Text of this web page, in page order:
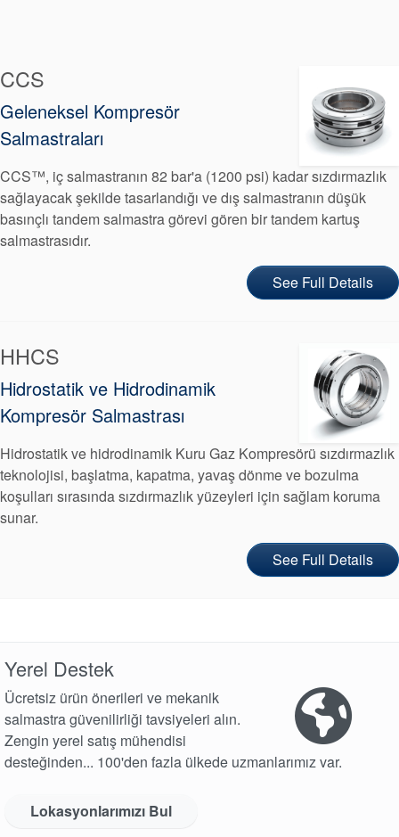
Bize Ulaşın
Konumlar
Haberler
Sürdürülebilirlik
Akademi
Ürün Broşürleri
beyaz bültenler
CCS
Geleneksel Kompresör
Salmastraları
CCS™, iç salmastranın 82 bar'a (1200 psi) kadar sızdırmazlık
sağlayacak şekilde tasarlandığı ve dış salmastranın düşük
basınçlı tandem salmastra görevi gören bir tandem kartuş
salmastrasıdır.
See Full Details
HHCS
Hidrostatik ve Hidrodinamik
Kompresör Salmastrası
Hidrostatik ve hidrodinamik Kuru Gaz Kompresörü sızdırmazlık
teknolojisi, başlatma, kapatma, yavaş dönme ve bozulma
koşulları sırasında sızdırmazlık yüzeyleri için sağlam koruma
sunar.
See Full Details
Yerel Destek
Ücretsiz ürün önerileri ve mekanik
salmastra güvenilirliği tavsiyeleri alın.
Zengin yerel satış mühendisi
desteğinden... 100'den fazla ülkede uzmanlarımız var.
Lokasyonlarımızı Bul